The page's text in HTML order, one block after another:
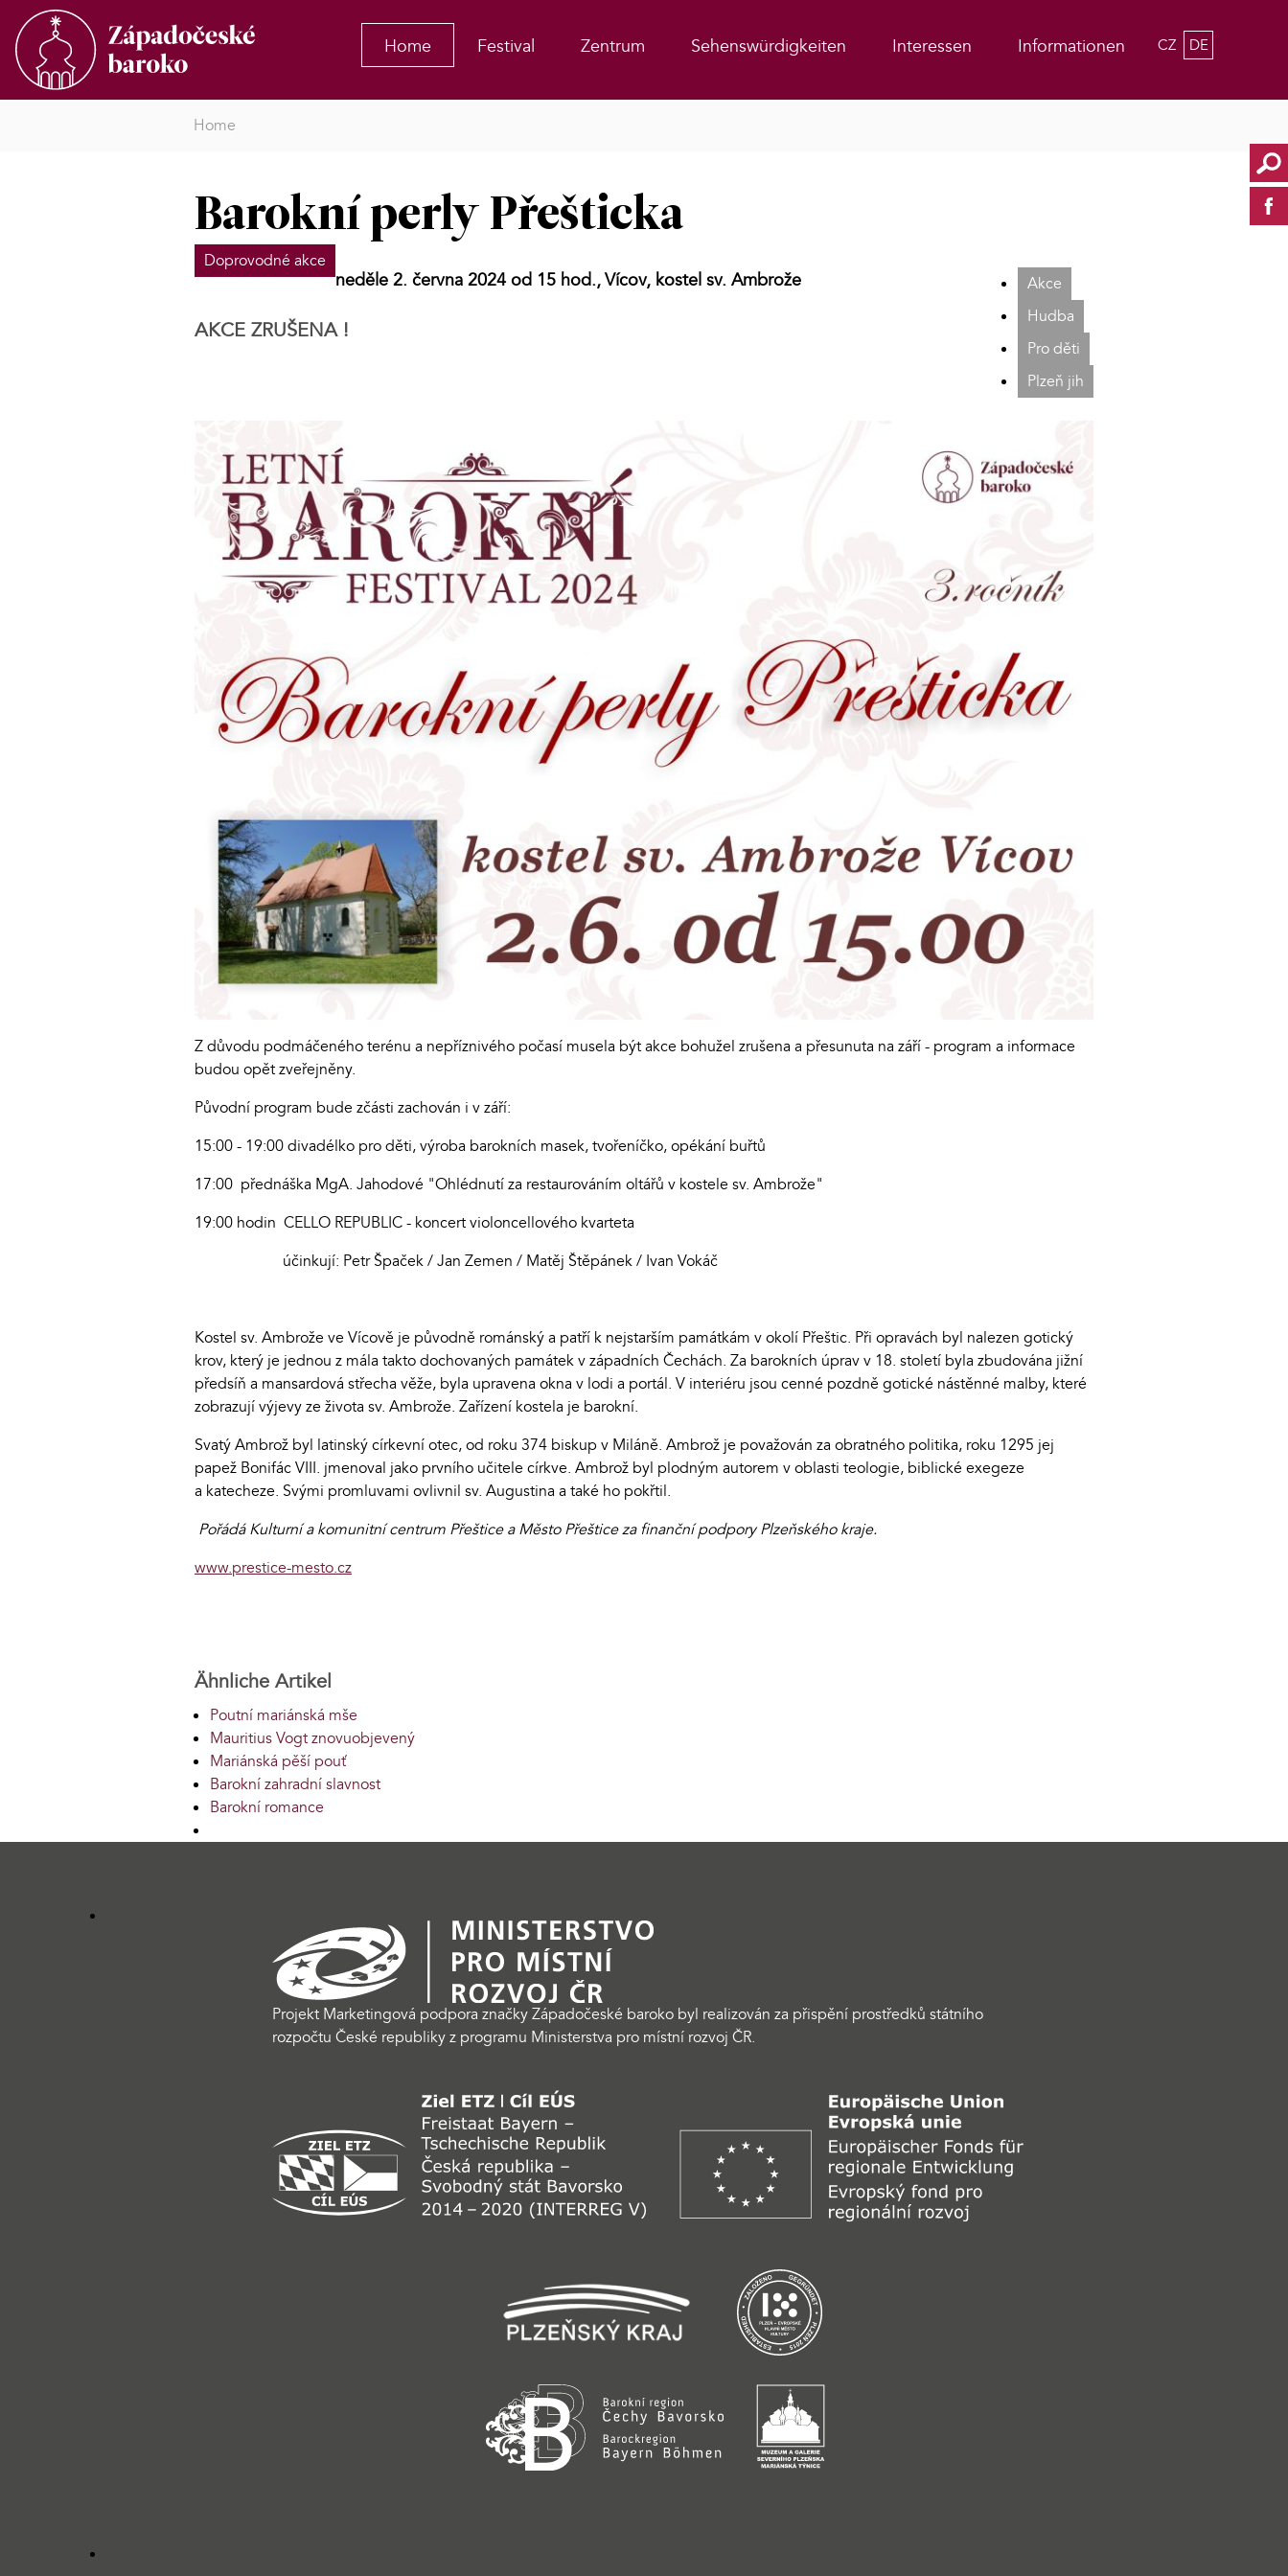
Home Festival Zentrum Sehenswürdigkeiten Interessen Informationen CZ DE
Home
Barokní perly Přešticka
Doprovodné akce
Akce
Hudba
Pro děti
Plzeň jih
neděle 2. června 2024 od 15 hod.,Vícov, kostel sv. Ambrože
AKCE ZRUŠENA !
Z důvodu podmáčeného terénu a nepříznivého počasí musela být akce bohužel zrušena a přesunuta na září - program a informace
budou opět zveřejněny.
Původní program bude zčásti zachován i v září:
15:00 - 19:00 divadélko pro děti, výroba barokních masek, tvořeníčko, opékání buřtů
17:00 přednáška MgA. Jahodové "Ohlédnutí za restaurováním oltářů v kostele sv. Ambrože"
19:00 hodin CELLO REPUBLIC - koncert violoncellového kvarteta
účinkují: Petr Špaček / Jan Zemen / Matěj Štěpánek / Ivan Vokáč
Kostel sv. Ambrože ve Vícově je původně románský a patří k nejstarším památkám v okolí Přeštic. Při opravách byl nalezen gotický
krov, který je jednou z mála takto dochovaných památek v západních Čechách. Za barokních úprav v 18. století byla zbudována jižní
předsíň a mansardová střecha věže, byla upravena okna v lodi a portál. V interiéru jsou cenné pozdně gotické nástěnné malby, které
zobrazují výjevy ze života sv. Ambrože. Zařízení kostela je barokní.
Svatý Ambrož byl latinský církevní otec, od roku 374 biskup v Miláně. Ambrož je považován za obratného politika, roku 1295 jej
papež Bonifác VIII. jmenoval jako prvního učitele církve. Ambrož byl plodným autorem v oblasti teologie, biblické exegeze
a katecheze. Svými promluvami ovlivnil sv. Augustina a také ho pokřtil.
Pořádá Kulturní a komunitní centrum Přeštice a Město Přeštice za finanční podpory Plzeňského kraje.
www.prestice-mesto.cz
Ähnliche Artikel
Poutní mariánská mše
Mauritius Vogt znovuobjevený
Mariánská pěší pouť
Barokní zahradní slavnost
Barokní romance
Projekt Marketingová podpora značky Západočeské baroko byl realizován za přispění prostředků státního
rozpočtu České republiky z programu Ministerstva pro místní rozvoj ČR.